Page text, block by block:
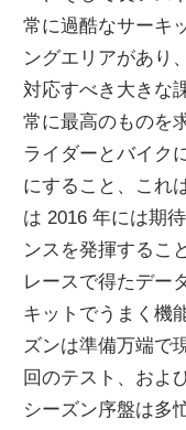
常に過酷なサーキ
ングエリアがあり
対応すべき大きな
常に最高のものを
ライダーとバイク
にすること、これ
は 2016 年には期
ンスを発揮するこ
レースで得たデー
キットでうまく機
ズンは準備万端で
回のテスト、およ
シーズン序盤は多